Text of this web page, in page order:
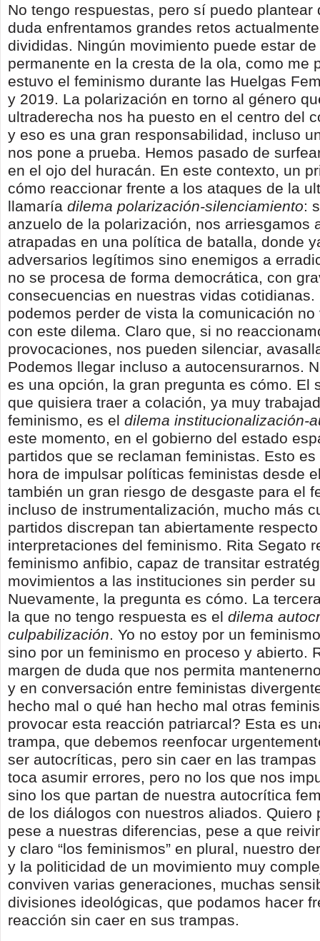
No tengo respuestas, pero sí puedo plantear
duda enfrentamos grandes retos
divididas. Ningún movimiento puede estar de
permanente en la cresta de la ola, como me
estuvo el feminismo durante las Huelgas
y 2019. La polarización en torno al género
ultraderecha nos ha puesto en el centro del
y eso es una gran responsabilidad, incluso
nos pone a prueba. Hemos pasado de
en el ojo del huracán. En este contexto, un
cómo reaccionar frente a los ataques de la
llamaría dilema polarización-silenciamiento:
anzuelo de la polarización, nos arriesgamos
atrapadas en una política de batalla, donde
adversarios legítimos sino enemigos a
no se procesa de forma democrática, con
consecuencias en nuestras vidas cotidianas.
podemos perder de vista la comunicación
con este dilema. Claro que, si no
provocaciones, nos pueden silenciar,
Podemos llegar incluso a autocensurarnos.
es una opción, la gran pregunta es cómo. El
que quisiera traer a colación, ya muy
feminismo, es el dilema institucionalización-
este momento, en el gobierno del estado
partidos que se reclaman feministas. Esto
hora de impulsar políticas feministas desde
también un gran riesgo de desgaste para el
incluso de instrumentalización, mucho más
partidos discrepan tan abiertamente
interpretaciones del feminismo. Rita Segato
feminismo anfibio, capaz de transitar
movimientos a las instituciones sin perder
Nuevamente, la pregunta es cómo. La
la que no tengo respuesta es el dilema
culpabilización . Yo no estoy por un
sino por un feminismo en proceso y abierto.
margen de duda que nos permita
y en conversación entre feministas
hecho mal o qué han hecho mal otras
provocar esta reacción patriarcal? Esta es
trampa, que debemos reenfocar
ser autocríticas, pero sin caer en las
toca asumir errores, pero no los que nos
sino los que partan de nuestra autocrítica
de los diálogos con nuestros aliados. Quiero
pese a nuestras diferencias, pese a que
y claro “los feminismos” en plural, nuestro
y la politicidad de un movimiento muy
conviven varias generaciones, muchas
divisiones ideológicas, que podamos hacer
reacción sin caer en sus trampas.